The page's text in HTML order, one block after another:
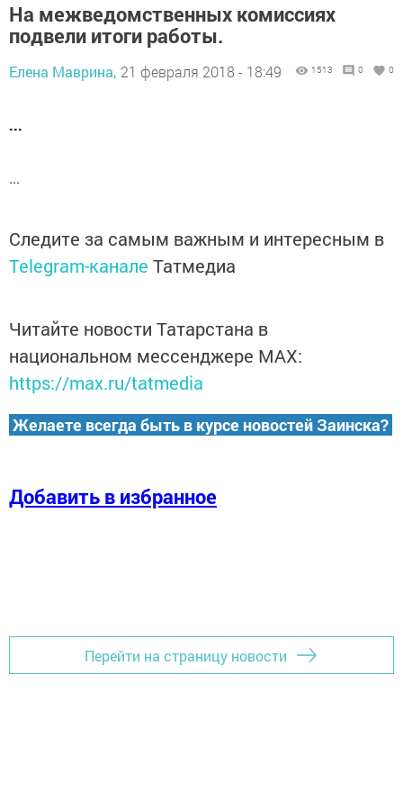
На межведомственных комиссиях
подвели итоги работы.
Елена Маврина, 21 февраля 2018 - 18:49 1513 0 0
...
...
Следите за самым важным и интересным в
Telegram-канале Татмедиа
Читайте новости Татарстана в
национальном мессенджере MАХ:
https://max.ru/tatmedia
Желаете всегда быть в курсе новостей Заинска?
Добавить в избранное
Перейти на страницу новости